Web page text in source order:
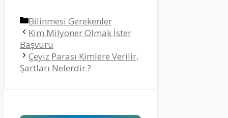
Kategoriler
Bilinmesi Gerekenler
Kim Milyoner Olmak İster
Başvuru
Çeyiz Parası Kimlere Verilir,
Şartları Nelerdir ?